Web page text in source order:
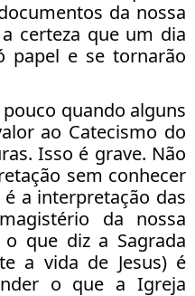
da nossa
certeza que um dia
papel e se tornarão
quando alguns
ao Catecismo do
Isso é grave. Não
sem conhecer
a interpretação das
da nossa
que diz a Sagrada
a vida de Jesus) é
o que a Igreja